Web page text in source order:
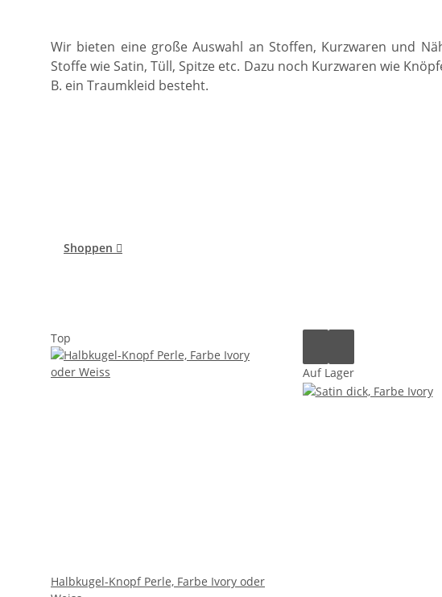
Wir bieten eine große Auswahl an Stoffen, Kurzwaren und
Stoffe wie Satin, Tüll, Spitze etc. Dazu noch Kurzwaren wie
B. ein Traumkleid besteht.
Shoppen 
Top
Halbkugel-Knopf Perle, Farbe Ivory oder
Auf Lager